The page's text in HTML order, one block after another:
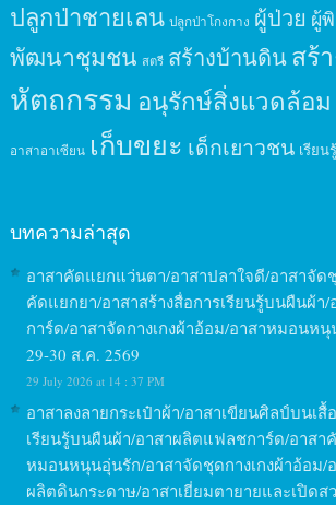
ปลูกป่าชายเลน ปลูกป่าโกงกาง ผู้ป่วย ผู้
พัฒนาชุมชน สตรี สร้างบ้านดินสร้
หัตถกรรม อนุรักษ์สิ่งแวดล้อม
อาสาอาเซียน เก็บขยะ เด็กเยาวชน เรียน
บทความล่าสุด
อาสาคัดแยกแว่นตา/อาสาปลาใจดี/อาสาจัด
คัดแยกยา/อาสาสร้างสื่อการเรียนรู้บนผืนผ้
การ์ด/อาสาจัดกางเกงผ้าอ้อม/อาสาหมอนห
29-30 ส.ค. 2569
29 July 2026 at 14 : 37 PM
อาสาลงลายกระเป๋าผ้า/อาสาเขียนศิลป์บนเสื้
เรียนรู้บนผืนผ้า/อาสาผลิตแฟลชการ์ด/อาสา
หมอนหนุนอุ่นรัก/อาสาจัดชุดกางเกงผ้าอ้อม/
ผลิตดินกระดาษ/อาสาเยี่ยมตายายและเปิดส